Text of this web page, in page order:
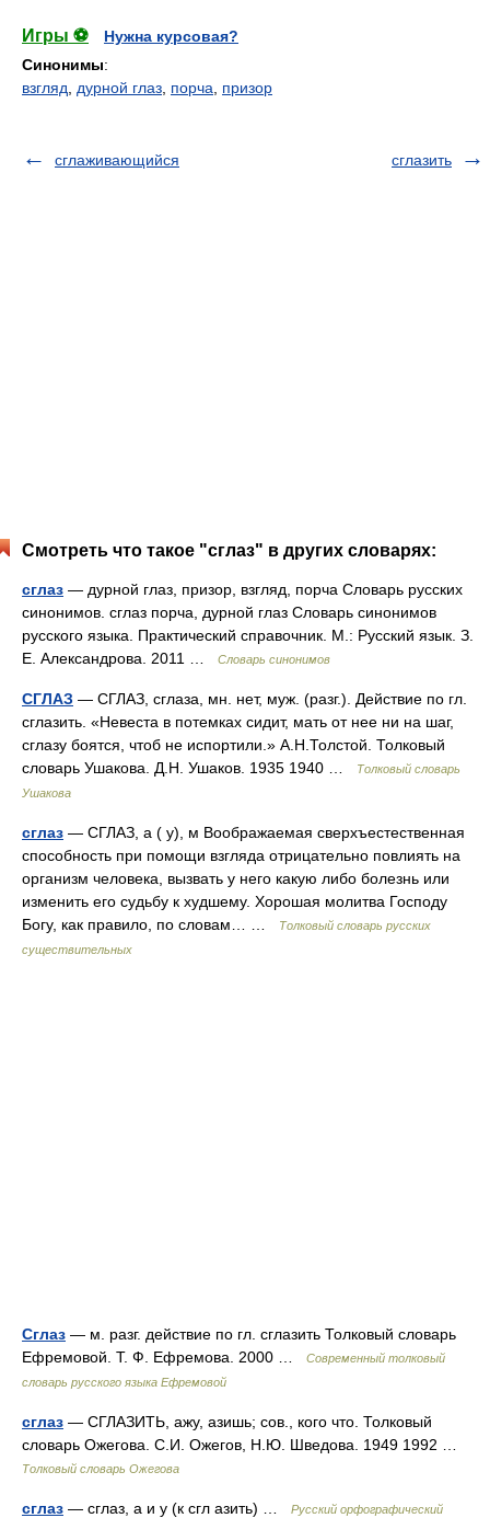
Игры ⚽
Нужна курсовая?
Синонимы:
взгляд
дурной глаз порча призор
сглаживающийся сглазить
Смотреть что такое "сглаз" в других словарях:
сглаз — дурной глаз, призор, взгляд, порча Словарь русских
синонимов. сглаз порча, дурной глаз Словарь синонимов
русского языка. Практический справочник. М.: Русский язык. З.
Е. Александрова. 2011 …
Словарь синонимов
СГЛАЗ — СГЛАЗ, сглаза, мн. нет, муж. (разг.). Действие по гл.
сглазить. «Невеста в потемках сидит, мать от нее ни на шаг,
сглазу боятся, чтоб не испортили.» А.Н.Толстой. Толковый
словарь Ушакова. Д.Н. Ушаков. 1935 1940 …
Толковый словарь
Ушакова
сглаз — СГЛАЗ, а ( у), м Воображаемая сверхъестественная
способность при помощи взгляда отрицательно повлиять на
организм человека, вызвать у него какую либо болезнь или
изменить его судьбу к худшему. Хорошая молитва Господу
Богу, как правило, по словам… …
Толковый словарь русских
существительных
Сглаз — м. разг. действие по гл. сглазить Толковый словарь
Ефремовой. Т. Ф. Ефремова. 2000 …
Современный толковый
словарь русского языка Ефремовой
сглаз — СГЛАЗИТЬ, ажу, азишь; сов., кого что. Толковый
словарь Ожегова. С.И. Ожегов, Н.Ю. Шведова. 1949 1992 …
Толковый словарь Ожегова
сглаз — сглаз, а и у (к сгл азить) …
Русский орфографический